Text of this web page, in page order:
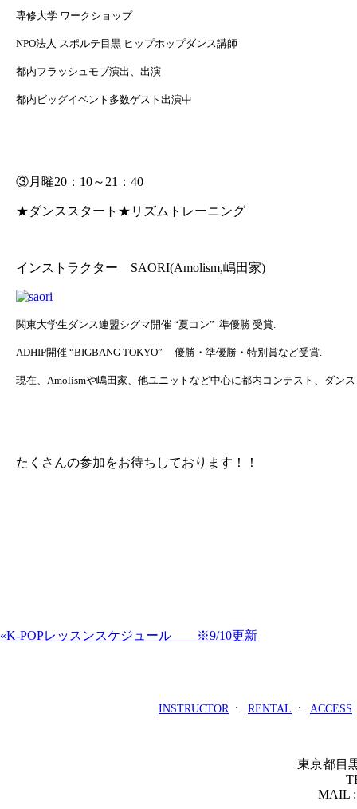
専修大学 ワークショップ
NPO法人 スポルテ目黒 ヒップホップダンス講師
都内フラッシュモブ演出、出演
都内ビッグイベント多数ゲスト出演中
③月曜20：10～21：40
★ダンススタート★リズムトレーニング
インストラクター SAORI(Amolism,嶋田家)
関東大学生ダンス連盟シグマ開催 “夏コン” 準優勝 受賞.
ADHIP開催 “BIGBANG TOKYO” 優勝・準優勝・特別賞など受賞.
現在、 Amolismや嶋田家、他ユニットなど中心に都内コンテスト、ダン
たくさんの参加をお待ちしております！！
«K-POPレッスンスケジュール ※9/10更新
INSTRUCTOR: RENTAL : ACCESS
東京都目
MAIL :